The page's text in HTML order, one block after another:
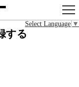
Select Language ▼
する